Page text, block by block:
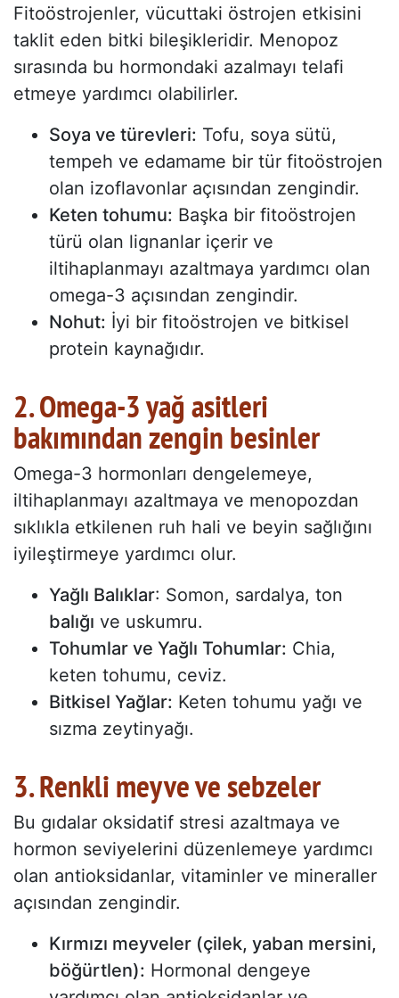
Fitoöstrojenler, vücuttaki östrojen etkisini
taklit eden bitki bileşikleridir. Menopoz
sırasında bu hormondaki azalmayı telafi
etmeye yardımcı olabilirler.
Soya ve türevleri: Tofu, soya sütü,
tempeh ve edamame bir tür fitoöstrojen
olan izoflavonlar açısından zengindir.
Keten tohumu: Başka bir fitoöstrojen
türü olan lignanlar içerir ve
iltihaplanmayı azaltmaya yardımcı olan
omega-3 açısından zengindir.
Nohut: İyi bir fitoöstrojen ve bitkisel
protein kaynağıdır.
2. Omega-3 yağ asitleri
bakımından zengin besinler
Omega-3 hormonları dengelemeye,
iltihaplanmayı azaltmaya ve menopozdan
sıklıkla etkilenen ruh hali ve beyin sağlığını
iyileştirmeye yardımcı olur.
Yağlı Balıklar: Somon, sardalya, ton
balığı ve uskumru.
Tohumlar ve Yağlı Tohumlar: Chia,
keten tohumu, ceviz.
Bitkisel Yağlar: Keten tohumu yağı ve
sızma zeytinyağı.
3. Renkli meyve ve sebzeler
Bu gıdalar oksidatif stresi azaltmaya ve
hormon seviyelerini düzenlemeye yardımcı
olan antioksidanlar, vitaminler ve mineraller
açısından zengindir.
Kırmızı meyveler (çilek, yaban mersini,
böğürtlen): Hormonal dengeye